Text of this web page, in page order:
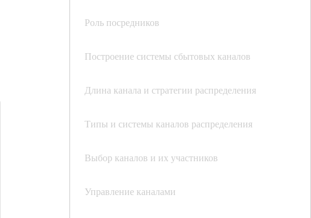
Роль посредников
Построение системы сбытовых каналов
Длина канала и стратегии распределения
Типы и системы каналов распределения
Выбор каналов и их участников
Управление каналами